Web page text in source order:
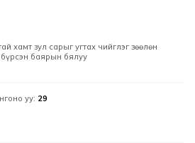
хамт зул сарыг угтах чийглэг зөөлөн
бүрсэн баярын бялуу
уу: 29